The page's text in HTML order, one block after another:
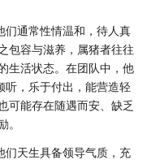
们通常性情温和，待人真
包容与滋养，属猪者往往
生活状态。在团队中，他
听，乐于付出，能营造轻
可能存在随遇而安、缺乏
。
们天生具备领导气质，充